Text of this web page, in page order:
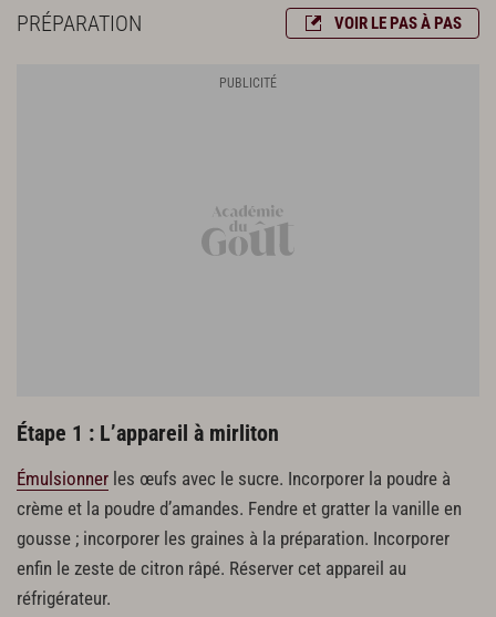
segments de pamplemousse rose tranché à vif
PRÉPARATION VOIR LE PAS À PAS
Étape 1 : L’appareil à mirliton
Émulsionner les œufs avec le sucre. Incorporer la poudre à
crème et la poudre d’amandes. Fendre et gratter la vanille en
gousse ; incorporer les graines à la préparation. Incorporer
enfin le zeste de citron râpé. Réserver cet appareil au
réfrigérateur.